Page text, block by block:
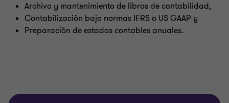
Archivo y mantenimiento de libros de contabilidad,
Contabilización bajo normas IFRS o US GAAP y
Preparación de estados contables anuales.